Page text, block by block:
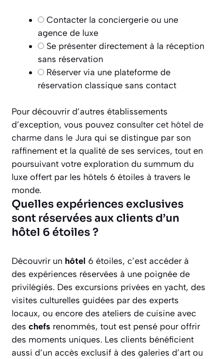
Contacter la conciergerie ou une
agence de luxe
Se présenter directement à la réception
sans réservation
Réserver via une plateforme de
réservation classique sans contact
Pour découvrir d’autres établissements
d’exception, vous pouvez consulter cet hôtel de
charme dans le Jura qui se distingue par son
raffinement et la qualité de ses services, tout en
poursuivant votre exploration du summum du
luxe offert par les hôtels 6 étoiles à travers le
monde.
Quelles expériences exclusives
sont réservées aux clients d’un
hôtel 6 étoiles ?
Découvrir un hôtel 6 étoiles, c’est accéder à
des expériences réservées à une poignée de
privilégiés. Des excursions privées en yacht, des
visites culturelles guidées par des experts
locaux, ou encore des ateliers de cuisine avec
des chefs renommés, tout est pensé pour offrir
des moments uniques. Les clients bénéficient
aussi d’un accès exclusif à des galeries d’art ou